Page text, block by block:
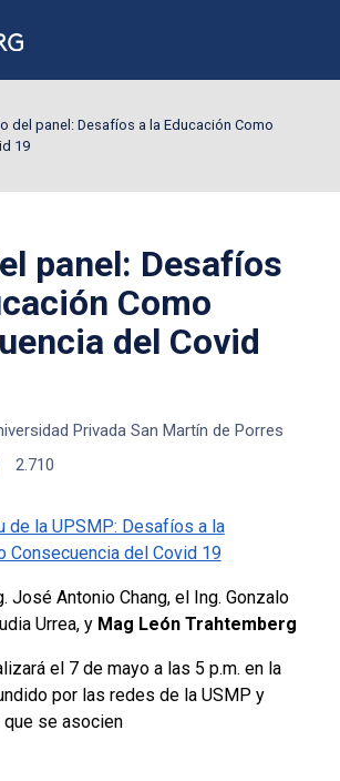
del panel: Desafíos a la Educación Como
19
panel: Desafíos
Como
del Covid
Privada San Martín de Porres
2.710
de la UPSMP: Desafíos a la
Consecuencia del Covid 19
José Antonio Chang, el Ing. Gonzalo
Urrea, y Mag León Trahtemberg
el 7 de mayo a las 5 p.m. en la
por las redes de la USMP y
se asocien